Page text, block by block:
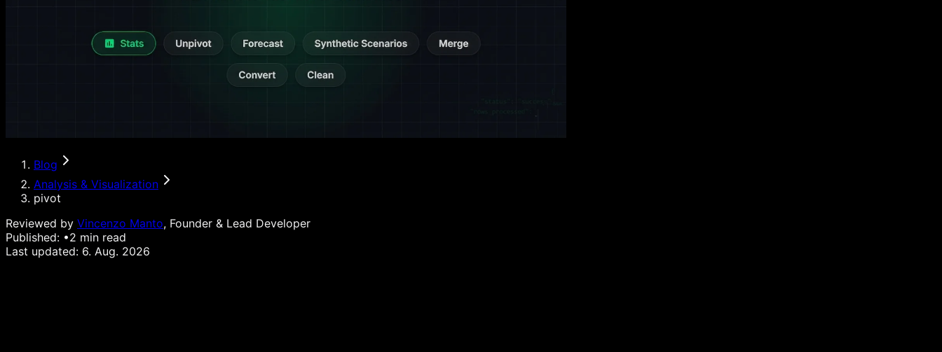
Blog
Analysis & Visualization
pivot
Reviewed by Vincenzo Manto, Founder & Lead Developer
Published: •2 min read
Last updated: 6. Aug. 2026